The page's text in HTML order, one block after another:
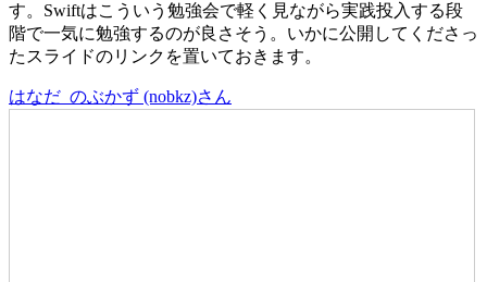
す。Swiftはこういう勉強会で軽く見ながら実践投入する段
階で一気に勉強するのが良さそう。いかに公開してくださっ
たスライドのリンクを置いておきます。
はなだ_のぶかず (nobkz)さん